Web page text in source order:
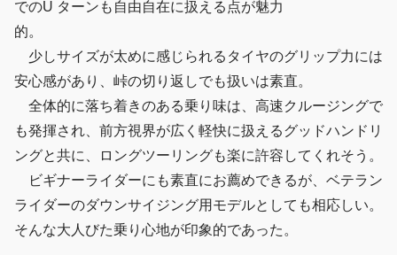
でのU ターンも自由自在に扱える点が魅力
的。
少しサイズが太めに感じられるタイヤのグリップ力には
安心感があり、峠の切り返しでも扱いは素直。
全体的に落ち着きのある乗り味は、高速クルージングで
も発揮され、前方視界が広く軽快に扱えるグッドハンドリ
ングと共に、ロングツーリングも楽に許容してくれそう。
ビギナーライダーにも素直にお薦めできるが、ベテラン
ライダーのダウンサイジング用モデルとしても相応しい。
そんな大人びた乗り心地が印象的であった。